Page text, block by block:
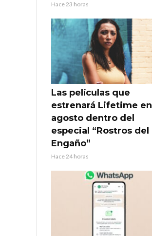
Hace 23 horas
Las películas que
estrenará Lifetime en
agosto dentro del
especial “Rostros del
Engaño”
Hace 24 horas